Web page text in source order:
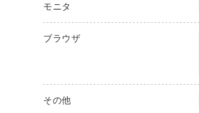
モニタ
ブラウザ
その他